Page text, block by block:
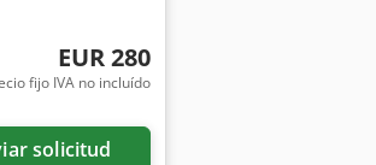
EUR 280
fijo IVA no incluído
solicitud